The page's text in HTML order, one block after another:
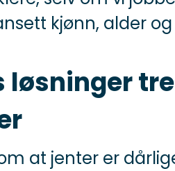
kjønn, alder
løsninger
at jenter er